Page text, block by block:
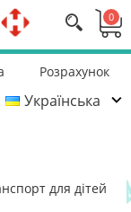
Розрахунок
Допомога ЗСУ
Українська
0
для дітей